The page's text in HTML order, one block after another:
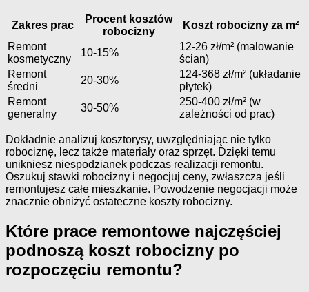
Zakres prac
Procent kosztów
robocizny
Koszt robocizny za m²
Remont
kosmetyczny
10-15%
12-26 zł/m² (malowanie
ścian)
Remont
średni
20-30%
124-368 zł/m² (układanie
płytek)
Remont
generalny
30-50%
250-400 zł/m² (w
zależności od prac)
Dokładnie analizuj kosztorysy, uwzględniając nie tylko
robociznę, lecz także materiały oraz sprzęt. Dzięki temu
unikniesz niespodzianek podczas realizacji remontu.
Oszukuj stawki robocizny i negocjuj ceny, zwłaszcza jeśli
remontujesz całe mieszkanie. Powodzenie negocjacji może
znacznie obniżyć ostateczne koszty robocizny.
Które prace remontowe najczęściej
podnoszą koszt robocizny po
rozpoczęciu remontu?